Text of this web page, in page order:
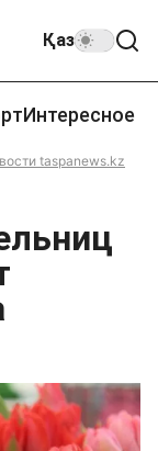
Қаз
Интересное
taspanews.kz